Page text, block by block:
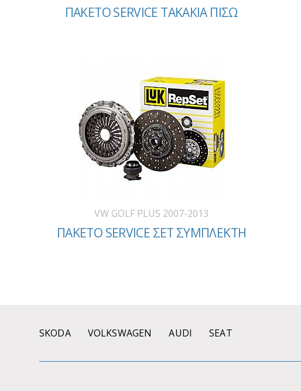
ΠΑΚΕΤΟ SERVICE ΤΑΚΑΚΙΑ ΠΙΣΩ
VW GOLF PLUS 2007-2013
ΠΑΚΕΤΟ SERVICE ΣΕΤ ΣΥΜΠΛΕΚΤΗ
SKODA VOLKSWAGEN AUDI SEAT